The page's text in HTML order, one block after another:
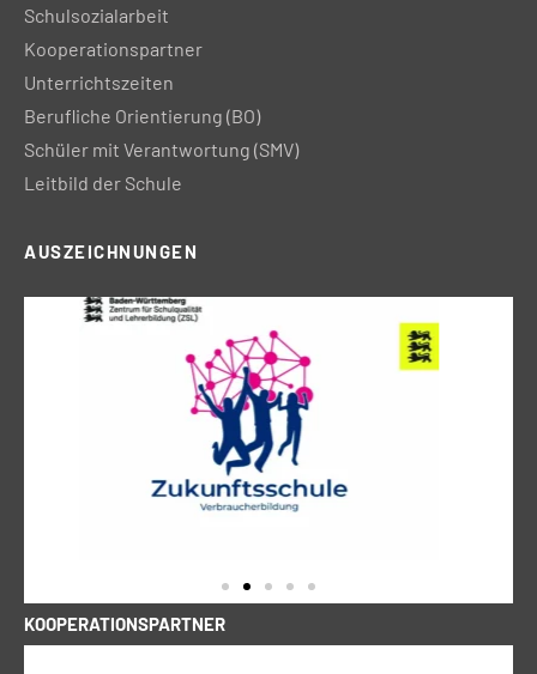
Schulsozialarbeit
Kooperationspartner
Unterrichtszeiten
Berufliche Orientierung (BO)
Schüler mit Verantwortung (SMV)
Leitbild der Schule
AUSZEICHNUNGEN
KOOPERATIONSPARTNER